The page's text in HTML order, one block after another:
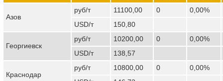
Азов
руб/т 11100,00 0
0,00%
USD/т
150,80
Георгиевск
руб/т 10200,00 0
0,00%
USD/т
138,57
Краснодар
руб/т 10800,00 0
0,00%